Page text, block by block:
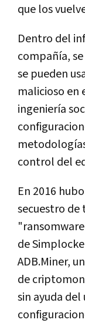
que los
Dentro del
compañía,
se pueden
malicioso en
ingeniería
control del
En 2016
secuestro de
de
ADB.Miner,
de
sin ayuda